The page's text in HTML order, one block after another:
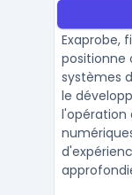
Exaprobe,
positionne
systèmes
le
l'opération